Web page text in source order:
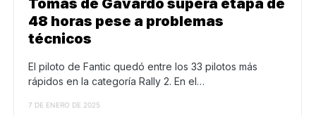
48 horas pese a problemas
técnicos
El piloto de Fantic quedó entre los 33 pilotos más
rápidos en la categoría Rally 2. En el…
7 DE ENERO DE 2025